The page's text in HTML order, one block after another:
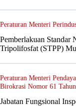
Peraturan Menteri
Pemberlakuan Standar
Tripolifosfat (STPP)
Peraturan Menteri
Birokrasi Nomor 61
Jabatan Fungsional